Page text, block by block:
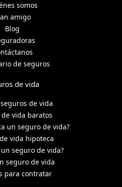
somos
amigo
Blog
de seguros
de vida
de vida
vida baratos
un seguro de vida?
vida hipoteca
seguro de vida?
seguro de vida
para contratar